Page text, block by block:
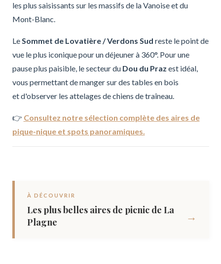
les plus saisissants sur les massifs de la Vanoise et du
Mont-Blanc.
LeSommet de Lovatière / Verdons Sud reste le point de
vue le plus iconique pour un déjeuner à 360°. Pour une
pause plus paisible, le secteur du Dou du Praz est idéal,
vous permettant de manger sur des tables en bois
et d'observer les attelages de chiens de traîneau.
👉 Consultez notre sélection complète des aires de
pique-nique et spots panoramiques.
À DÉCOUVRIR
Les plus belles aires de picnic de La
Plagne
→